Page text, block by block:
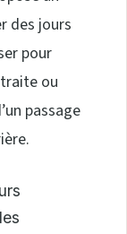
des jours
pour
ou
passage